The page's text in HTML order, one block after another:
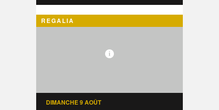
REGALIA
DIMANCHE 9 AOÛT